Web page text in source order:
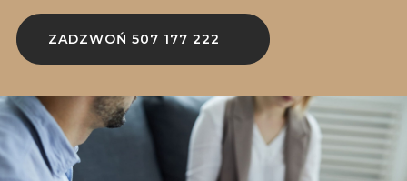
ZADZWOŃ 507 177 222